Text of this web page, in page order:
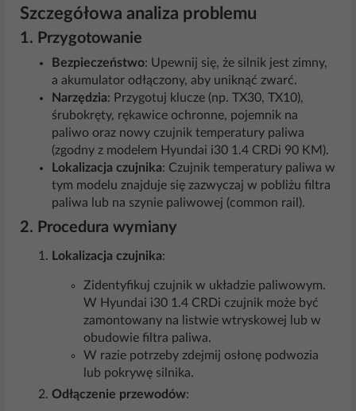
Szczegółowa analiza problemu
1. Przygotowanie
Bezpieczeństwo: Upewnij się, że silnik jest zimny,
a akumulator odłączony, aby uniknąć zwarć.
Narzędzia: Przygotuj klucze (np. TX30, TX10),
śrubokręty, rękawice ochronne, pojemnik na
paliwo oraz nowy czujnik temperatury paliwa
(zgodny z modelem Hyundai i30 1.4 CRDi 90 KM).
Lokalizacja czujnika: Czujnik temperatury paliwa w
tym modelu znajduje się zazwyczaj w pobliżu filtra
paliwa lub na szynie paliwowej (common rail).
2. Procedura wymiany
Lokalizacja czujnika:
Zidentyfikuj czujnik w układzie paliwowym.
W Hyundai i30 1.4 CRDi czujnik może być
zamontowany na listwie wtryskowej lub w
obudowie filtra paliwa.
W razie potrzeby zdejmij osłonę podwozia
lub pokrywę silnika.
Odłączenie przewodów: